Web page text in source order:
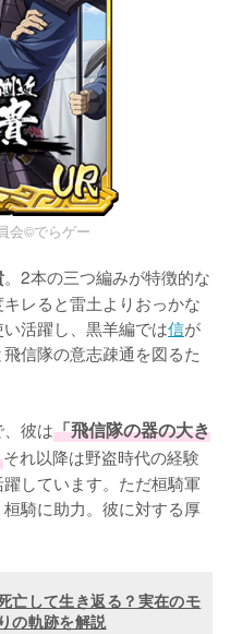
会©でらゲー
。2本の三つ編みが特徴的な
レると雷土よりおっかな
活躍し、黒羊編では信が
信隊の意志疎通を図るた
彼は「飛信隊の器の大き
それ以降は野盗時代の経験
しています。ただ桓騎軍
騎に助力。彼に対する厚
亡して生き返る？実在のモ
の軌跡を解説